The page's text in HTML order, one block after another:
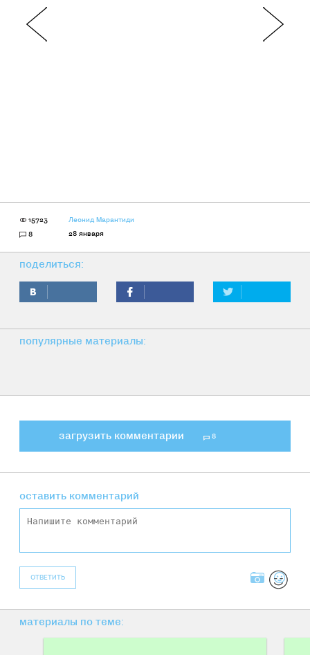
15723
8
Леонид Марантиди
28 января
поделиться:
популярные материалы:
загрузить комментарии 8
оставить комментарий
ОТВЕТИТЬ
материалы по теме: